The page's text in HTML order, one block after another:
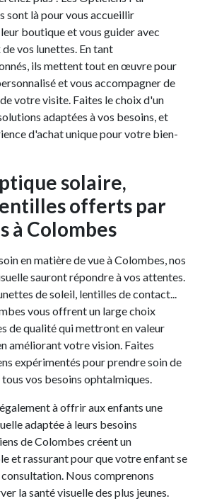
sont là pour vous accueillir
boutique et vous guider avec
vos lunettes. En tant
ils mettent tout en œuvre pour
et vous accompagner de
votre visite. Faites le choix d'un
adaptées à vos besoins, et
d'achat unique pour votre bien-
solaire,
offerts par
à Colombes
en matière de vue à Colombes, nos
sauront répondre à vos attentes.
de soleil, lentilles de contact...
vous offrent un large choix
de qualité qui mettront en valeur
améliorant votre vision. Faites
expérimentés pour prendre soin de
vos besoins ophtalmiques.
à offrir aux enfants une
adaptée à leurs besoins
de Colombes créent un
et rassurant pour que votre enfant se
consultation. Nous comprenons
la santé visuelle des plus jeunes.